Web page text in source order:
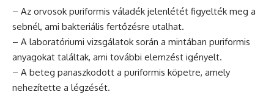
– Az orvosok puriformis váladék jelenlétét figyelték meg a
sebnél, ami bakteriális fertőzésre utalhat.
– A laboratóriumi vizsgálatok során a mintában puriformis
anyagokat találtak, ami további elemzést igényelt.
– A beteg panaszkodott a puriformis köpetre, amely
nehezítette a légzését.